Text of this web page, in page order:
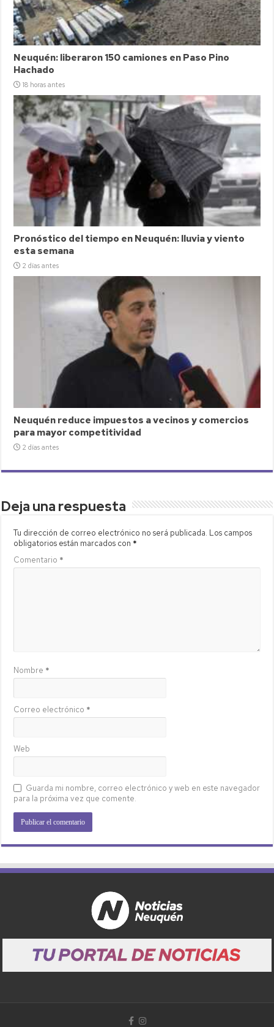
Neuquén: liberaron 150 camiones en Paso Pino
Hachado
18 horas antes
Pronóstico del tiempo en Neuquén: lluvia y viento
esta semana
2 días antes
Neuquén reduce impuestos a vecinos y comercios
para mayor competitividad
2 días antes
Deja una respuesta
Tu dirección de correo electrónico no será publicada. Los campos
obligatorios están marcados con *
Comentario *
Nombre *
Correo electrónico *
Web
Guarda mi nombre, correo electrónico y web en este navegador
para la próxima vez que comente.